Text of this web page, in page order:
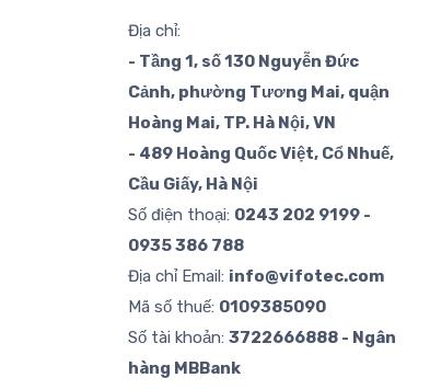
Địa chỉ:
- Tầng 1, số 130 Nguyễn Đức
Cảnh, phường Tương Mai, quận
Hoàng Mai, TP. Hà Nội, VN
- 489 Hoàng Quốc Việt, Cổ Nhuế,
Cầu Giấy, Hà Nội
Số điện thoại: 0243 202 9199 -
0935 386 788
Địa chỉ Email: info@vifotec.com
Mã số thuế: 0109385090
Số tài khoản: 3722666888 - Ngân
hàng MBBank